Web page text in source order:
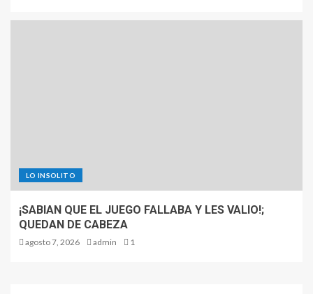
LO INSOLITO
¡SABIAN QUE EL JUEGO FALLABA Y LES VALIO!;
QUEDAN DE CABEZA
agosto 7, 2026 admin 1